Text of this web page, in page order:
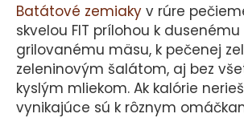
Batátové zemiaky v rúre
skvelou FIT prílohou k dusenému
grilovanému mäsu, k pečenej
zeleninovým šalátom, aj bez
kyslým mliekom. Ak kalórie
vynikajúce sú k rôznym